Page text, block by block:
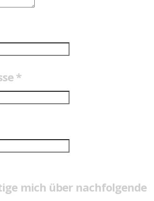
*
mich über nachfolgende